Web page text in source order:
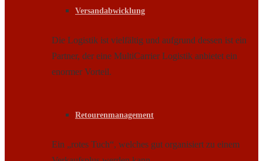
Versandabwicklung
Die Logistik ist vielfältig und aufgrund dessen ist ein
Partner, der eine MultiCarrier Logistik anbietet ein
enormer Vorteil.
Retourenmanagement
Ein „rotes Tuch“, welches gut organisiert zu einem